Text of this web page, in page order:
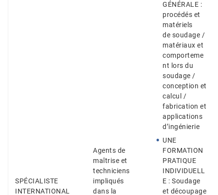
SPÉCIALISTE
INTERNATIONAL
Agents de
maîtrise et
techniciens
impliqués
dans la
GÉNÉRALE :
procédés et
matériels
de soudage /
matériaux et
comporteme
nt lors du
soudage /
conception et
calcul /
fabrication et
applications
d’ingénierie
UNE
FORMATION
PRATIQUE
INDIVIDUELL
E : Soudage
et découpage